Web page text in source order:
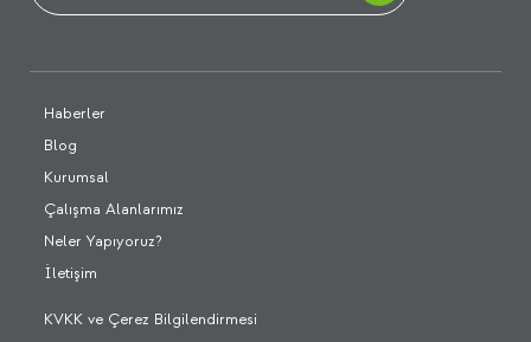
Haberler
Blog
Kurumsal
Çalışma Alanlarımız
Neler Yapıyoruz?
İletişim
KVKK ve Çerez Bilgilendirmesi